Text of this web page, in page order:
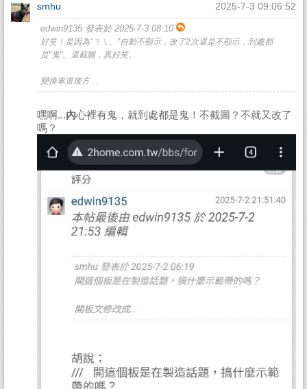
smhu 2025-7-3 09:06:52
edwin9135 發表於 2025-7-3 08:10
好笑！是因為"ㄋㄟ、”自動不顯示，改了2次還是不顯示，到處都
是"鬼"。還截圖，真好笑。
變換車道後方 ...
嘿啊...內心裡有鬼，就到處都是鬼！不截圖？不就又改了
嗎？